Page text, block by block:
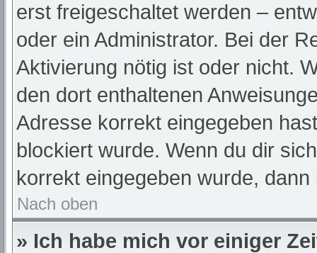
erst freigeschaltet werden –
oder ein Administrator. Bei der
Aktivierung nötig ist oder nicht.
den dort enthaltenen
Adresse korrekt eingegeben
blockiert wurde. Wenn du dir
korrekt eingegeben wurde,
Nach oben
» Ich habe mich vor einiger